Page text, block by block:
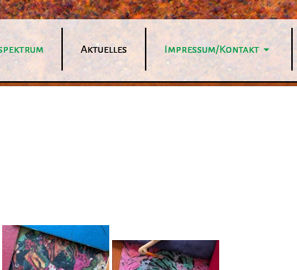
Aktuelles Impressum/Kontakt